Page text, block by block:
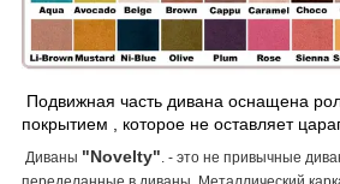
Подвижная часть дивана оснащена
покрытием , которое не оставляет
Диваны "Novelty". - это не привычные